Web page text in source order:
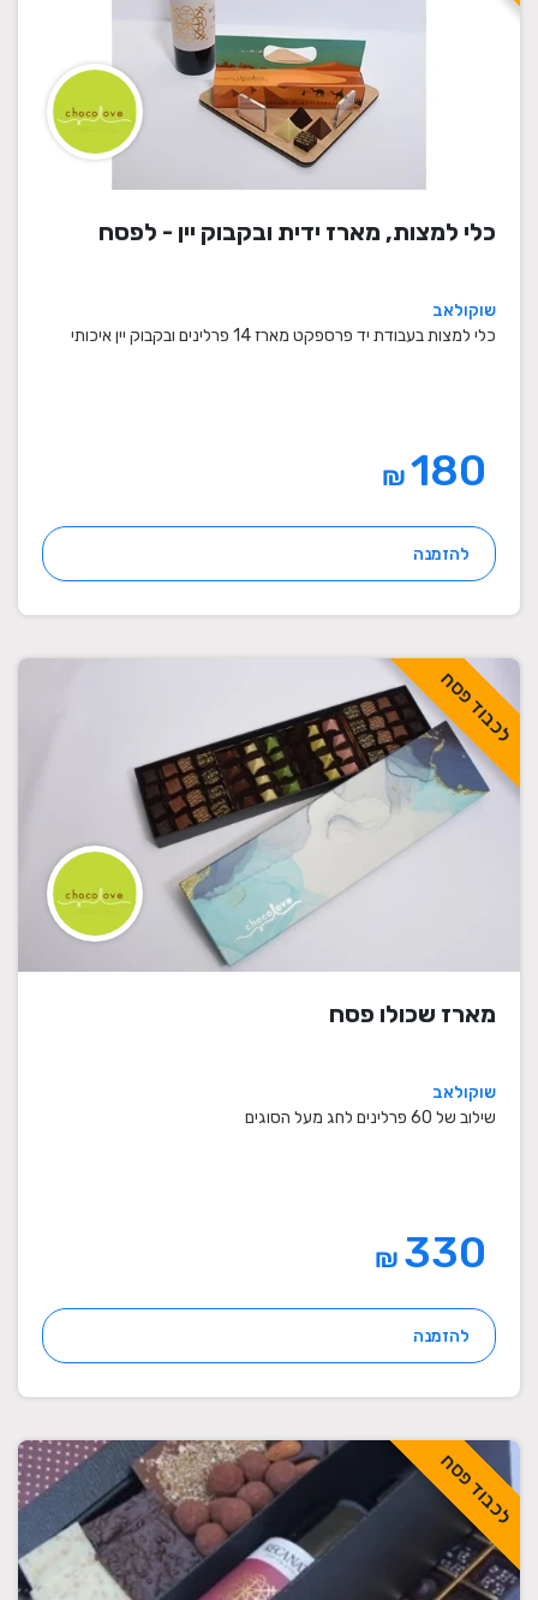
כלי למצות, מארז ידית ובקבוק יין - לפסח
שוקולאב
כלי למצות בעבודת יד פרספקט מארז 14 פרלינים ובקבוק יין איכותי
₪
להזמנה
לכבוד פסח
מארז שכולו פסח
שוקולאב
שילוב של 60 פרלינים לחג מעל הסוגים
₪
להזמנה
לכבוד פסח